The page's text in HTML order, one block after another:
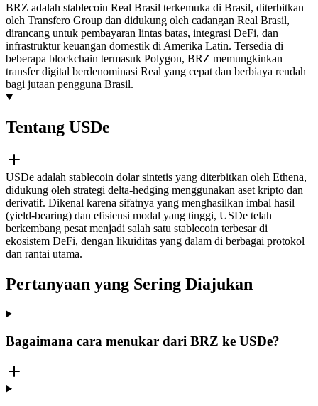
BRZ adalah stablecoin Real Brasil terkemuka di Brasil, diterbitkan
oleh Transfero Group dan didukung oleh cadangan Real Brasil,
dirancang untuk pembayaran lintas batas, integrasi DeFi, dan
infrastruktur keuangan domestik di Amerika Latin. Tersedia di
beberapa blockchain termasuk Polygon, BRZ memungkinkan
transfer digital berdenominasi Real yang cepat dan berbiaya rendah
bagi jutaan pengguna Brasil.
Tentang USDe
USDe adalah stablecoin dolar sintetis yang diterbitkan oleh Ethena,
didukung oleh strategi delta-hedging menggunakan aset kripto dan
derivatif. Dikenal karena sifatnya yang menghasilkan imbal hasil
(yield-bearing) dan efisiensi modal yang tinggi, USDe telah
berkembang pesat menjadi salah satu stablecoin terbesar di
ekosistem DeFi, dengan likuiditas yang dalam di berbagai protokol
dan rantai utama.
Pertanyaan yang Sering Diajukan
Bagaimana cara menukar dari BRZ ke USDe?